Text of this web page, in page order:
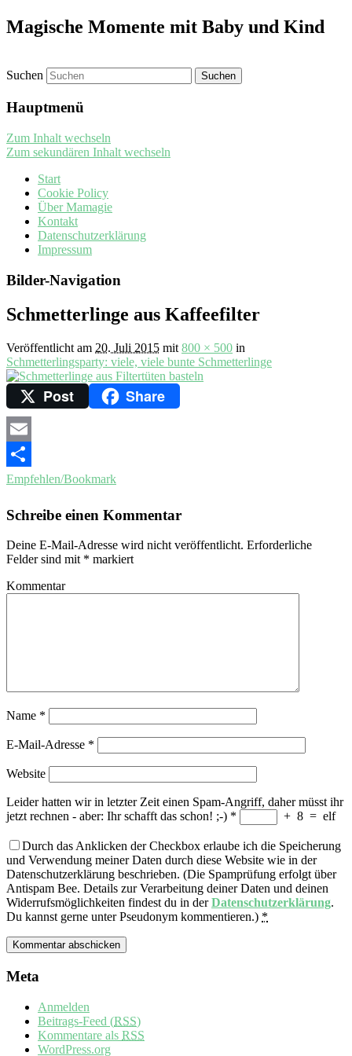
Magische Momente mit Baby und Kind
Suchen
Hauptmenü
Zum Inhalt wechseln
Zum sekundären Inhalt wechseln
Start
Cookie Policy
Über Mamagie
Kontakt
Datenschutzerklärung
Impressum
Bilder-Navigation
Schmetterlinge aus Kaffeefilter
Veröffentlicht am 20. Juli 2015 mit 800 × 500 in
Schmetterlingsparty: viele, viele bunte Schmetterlinge
Post Share
Email
Empfehlen/Bookmark
Schreibe einen Kommentar
Deine E-Mail-Adresse wird nicht veröffentlicht. Erforderliche
Felder sind mit * markiert
Kommentar
Name *
E-Mail-Adresse *
Website
Leider hatten wir in letzter Zeit einen Spam-Angriff, daher müsst ihr
jetzt rechnen - aber: Ihr schafft das schon! ;-) * + 8 = elf
Durch das Anklicken der Checkbox erlaube ich die Speicherung
und Verwendung meiner Daten durch diese Website wie in der
Datenschutzerklärung beschrieben. (Die Spamprüfung erfolgt über
Antispam Bee. Details zur Verarbeitung deiner Daten und deinen
Widerrufsmöglichkeiten findest du in derDatenschutzerklärung.
Du kannst gerne unter Pseudonym kommentieren.) *
Meta
Anmelden
Beitrags-Feed (RSS)
Kommentare als RSS
WordPress.org